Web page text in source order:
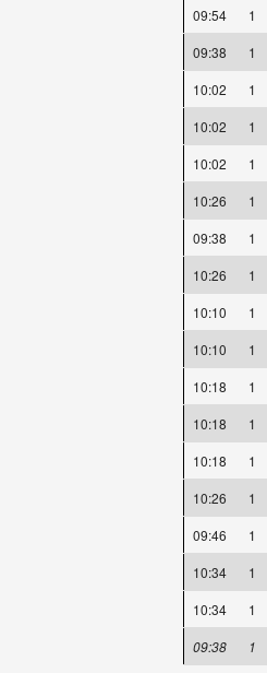
09:54
1
09:38
1
10:02
1
10:02
1
10:02
1
10:26
1
09:38
1
10:26
1
10:10
1
10:10
1
10:18
1
10:18
1
10:18
1
10:26
1
09:46
1
10:34
1
10:34
1
09:38
1